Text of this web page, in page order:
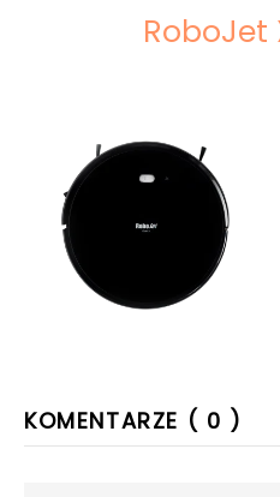
RoboJet
KOMENTARZE ( 0 )